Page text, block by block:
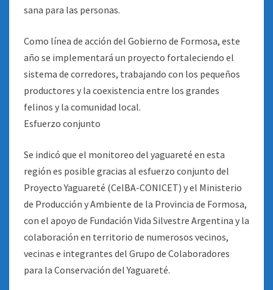
sana para las personas.
Como línea de acción del Gobierno de Formosa, este
año se implementará un proyecto fortaleciendo el
sistema de corredores, trabajando con los pequeños
productores y la coexistencia entre los grandes
felinos y la comunidad local.
Esfuerzo conjunto
Se indicó que el monitoreo del yaguareté en esta
región es posible gracias al esfuerzo conjunto del
Proyecto Yaguareté (CeIBA-CONICET) y el Ministerio
de Producción y Ambiente de la Provincia de Formosa,
con el apoyo de Fundación Vida Silvestre Argentina y la
colaboración en territorio de numerosos vecinos,
vecinas e integrantes del Grupo de Colaboradores
para la Conservación del Yaguareté.